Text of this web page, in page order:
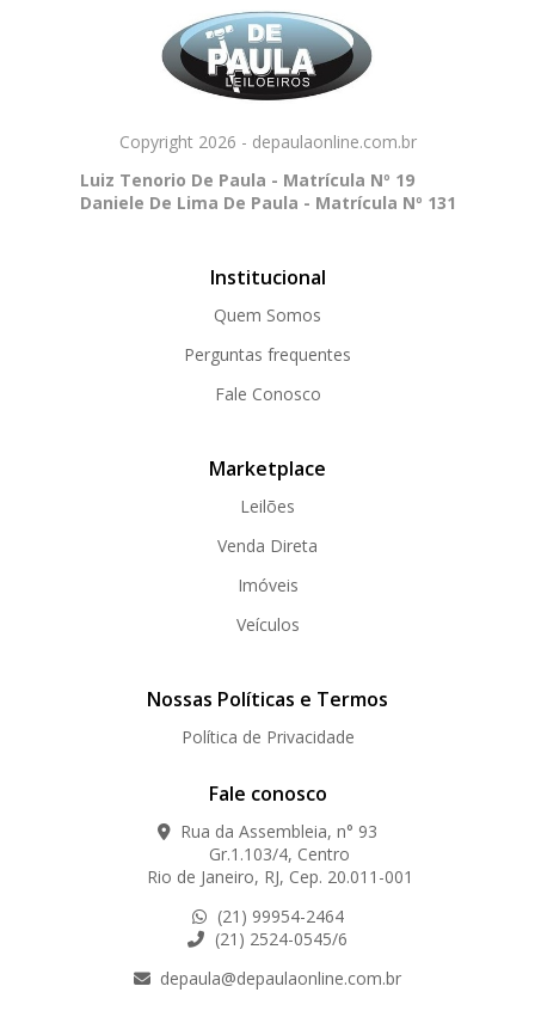
Copyright 2026 - depaulaonline.com.br
Luiz Tenorio De Paula - Matrícula Nº 19
Daniele De Lima De Paula - Matrícula Nº 131
Institucional
Quem Somos
Perguntas frequentes
Fale Conosco
Marketplace
Leilões
Venda Direta
Imóveis
Veículos
Nossas Políticas e Termos
Política de Privacidade
Fale conosco
Rua da Assembleia, n° 93
Gr.1.103/4, Centro
Rio de Janeiro, RJ, Cep. 20.011-001
(21) 99954-2464
(21) 2524-0545/6
depaula@depaulaonline.com.br